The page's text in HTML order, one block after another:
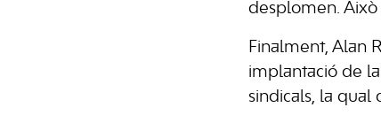
desplomen. Això
Finalment, Alan
implantació de
sindicals, la qual